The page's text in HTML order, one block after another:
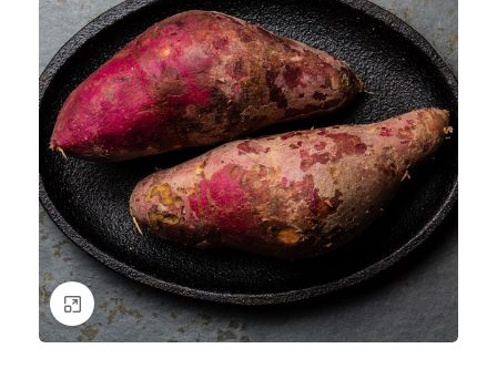
Clic para ampliar